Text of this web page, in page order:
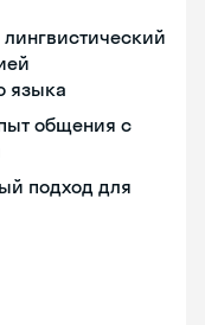
языка
общения с
подход для